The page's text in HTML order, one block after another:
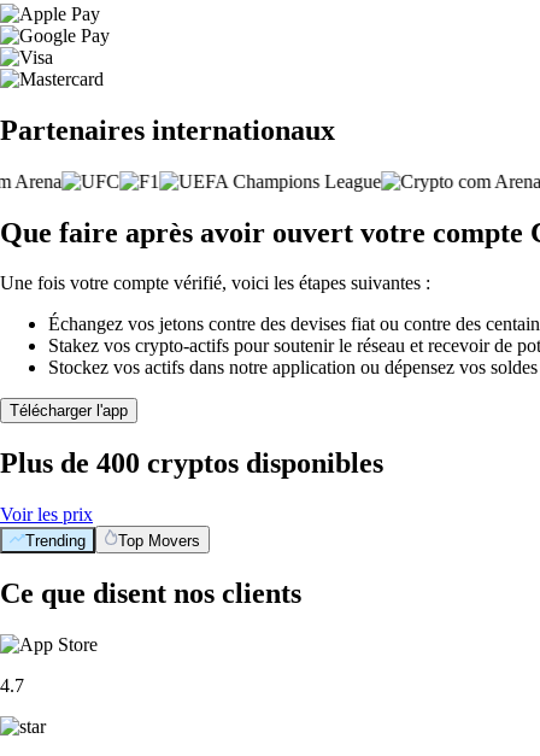
Partenaires internationaux
Que faire après avoir ouvert votre
Une fois votre compte vérifié, voici les étapes suivantes :
Échangez vos jetons contre des devises fiat ou contre des
Stakez vos crypto-actifs pour soutenir le réseau et recevoir de
Stockez vos actifs dans notre application ou dépensez vos
Télécharger l'app
Plus de 400 cryptos disponibles
Voir les prix
Trending Top Movers
Ce que disent nos clients
4.7